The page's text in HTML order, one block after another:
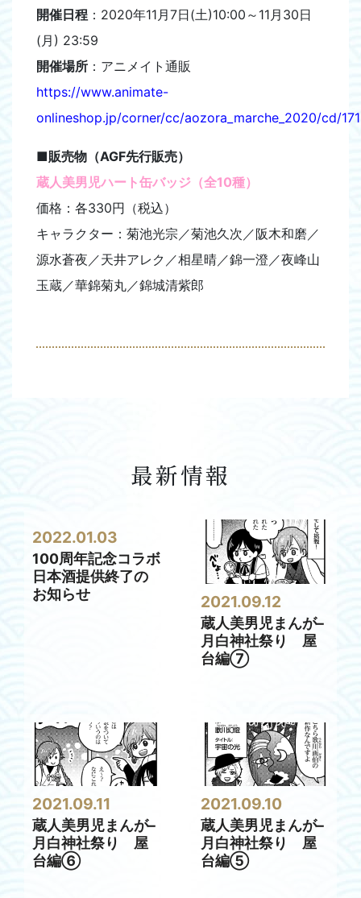
開催日程 ：2020年11月7日(土)10:00～11月30日
(月) 23:59
開催場所 ：アニメイト通販
https://www.animate-
onlineshop.jp/corner/cc/aozora_marche_2020/cd/
■販売物（AGF先行販売）
蔵人美男児ハート缶バッジ（全10種）
価格：各330円（税込）
キャラクター：菊池光宗／菊池久次／阪木和磨／
源水蒼夜／天井アレク／相星晴／錦一澄／夜峰山
玉蔵／華錦菊丸／錦城清紫郎
最新情報
2022.01.03
100周年記念コラボ
日本酒提供終了の
お知らせ
2021.09.12
蔵人美男児まんが–
月白神社祭り 屋
台編⑦
2021.09.11
蔵人美男児まんが–
月白神社祭り 屋
台編⑥
2021.09.10
蔵人美男児まんが–
月白神社祭り 屋
台編⑤